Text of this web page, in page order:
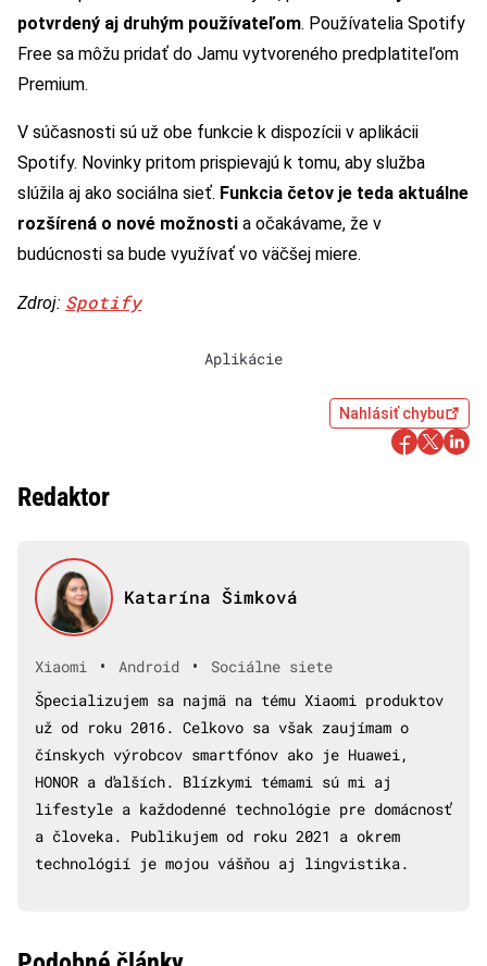
potvrdený aj druhým používateľom. Používatelia Spotify
Free sa môžu pridať do Jamu vytvoreného predplatiteľom
Premium.
V súčasnosti sú už obe funkcie k dispozícii v aplikácii
Spotify. Novinky pritom prispievajú k tomu, aby služba
slúžila aj ako sociálna sieť. Funkcia četov je teda aktuálne
rozšírená o nové možnosti a očakávame, že v
budúcnosti sa bude využívať vo väčšej miere.
Zdroj: Spotify
Aplikácie
Nahlásiť chybu
Redaktor
Katarína Šimková
Xiaomi • Android •
Sociálne siete
Špecializujem sa najmä na tému Xiaomi produktov
už od roku 2016. Celkovo sa však zaujímam o
čínskych výrobcov smartfónov ako je Huawei,
HONOR a ďalších. Blízkymi témami sú mi aj
lifestyle a každodenné technológie pre domácnosť
a človeka. Publikujem od roku 2021 a okrem
technológií je mojou vášňou aj lingvistika.